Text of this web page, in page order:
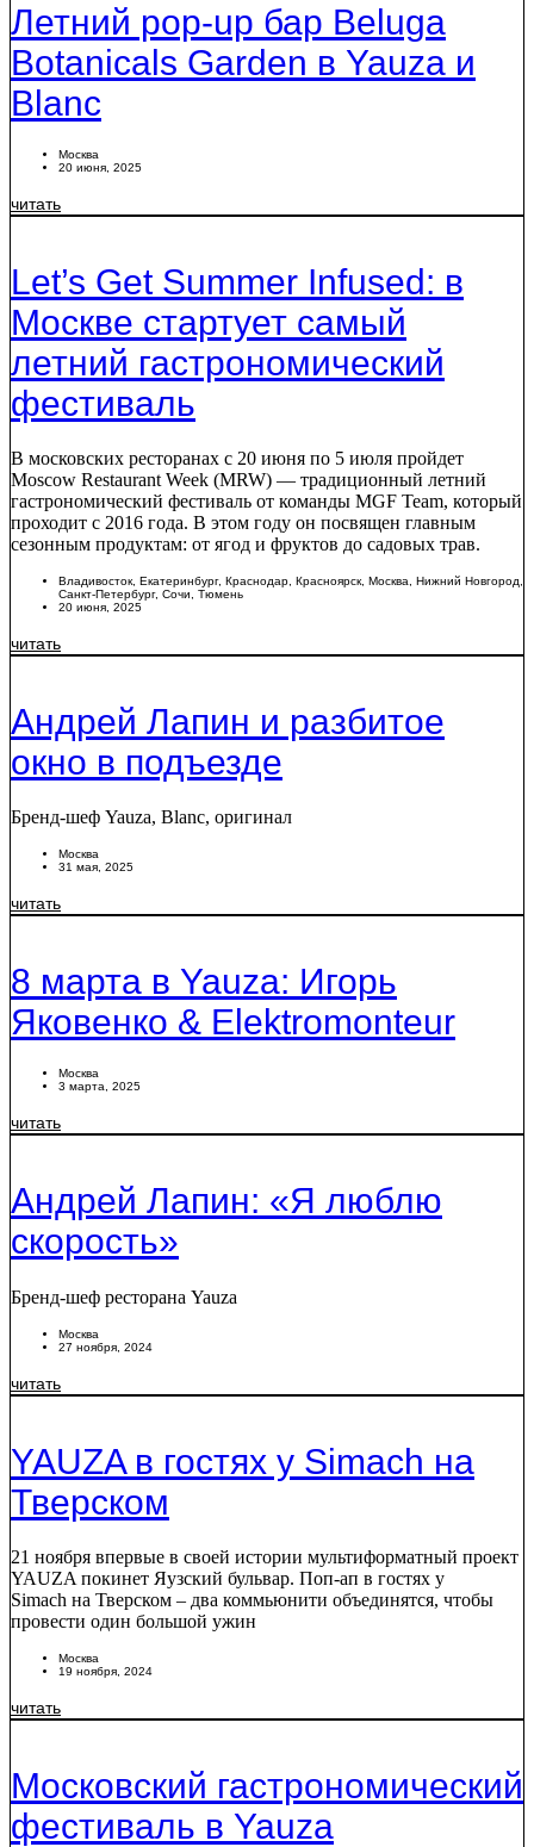
Летний pop-up бар Beluga
Botanicals Garden в Yauza и
Blanc
Москва
20 июня, 2025
читать
Let’s Get Summer Infused: в
Москве стартует самый
летний гастрономический
фестиваль
В московских ресторанах с 20 июня по 5 июля пройдет
Moscow Restaurant Week (MRW) — традиционный летний
гастрономический фестиваль от команды MGF Team, который
проходит с 2016 года. В этом году он посвящен главным
сезонным продуктам: от ягод и фруктов до садовых трав.
Владивосток Екатеринбург, Краснодар Красноярск Москва Нижний Новгород
Санкт-Петербург, Сочи
Тюмень
20 июня, 2025
читать
Андрей Лапин и разбитое
окно в подъезде
Бренд-шеф Yauza, Blanc, оригинал
Москва
31 мая, 2025
читать
8 марта в Yauza: Игорь
Яковенко & Elektromonteur
Москва
3 марта, 2025
читать
Андрей Лапин: «Я люблю
скорость»
Бренд-шеф ресторана Yauza
Москва
27 ноября, 2024
читать
YAUZA в гостях у Simach на
Тверском
21 ноября впервые в своей истории мультиформатный проект
YAUZA покинет Яузский бульвар. Поп-ап в гостях у
Simach на Тверском – два коммьюнити объединятся, чтобы
провести один большой ужин
Москва
19 ноября, 2024
читать
Московский гастрономический
фестиваль в Yauza